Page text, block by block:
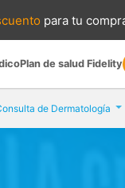
para tu
Plan de salud Fidelity
de Dermatología